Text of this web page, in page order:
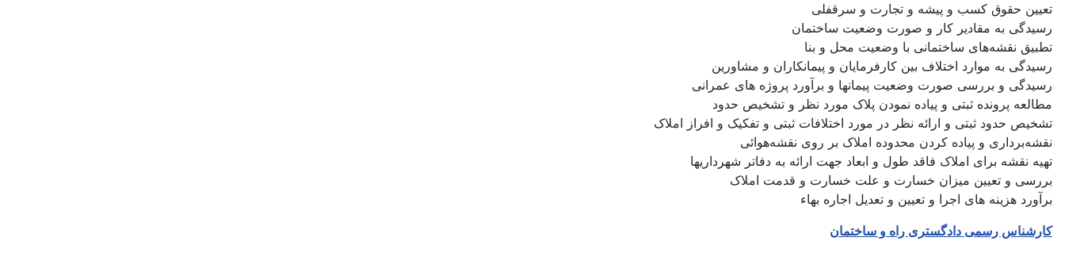
تعیین حقوق کسب و پیشه و تجارت و سرقفلی
رسیدگی به مقادیر کار و صورت وضعیت ساختمان
تطبیق نقشه‌های ساختمانی با وضعیت محل و بنا
رسیدگی به موارد اختلاف بین کارفرمایان و پیمانکاران و مشاورین
رسیدگی و بررسی صورت وضعیت پیمانها و برآورد پروژه های عمرانی
مطالعه پرونده ثبتی و پیاده نمودن پلاک مورد نظر و تشخیص حدود
تشخیص حدود ثبتی و ارائه نظر در مورد اختلافات ثبتی و تفکیک و افراز املاک
نقشه‌برداری و پیاده کردن محدوده املاک بر روی نقشه‌هوائی
تهیه نقشه برای املاک فاقد طول و ابعاد جهت ارائه به دفاتر شهرداریها
بررسی و تعیین میزان خسارت و علت خسارت و قدمت املاک
برآورد هزینه های اجرا و تعیین و تعدیل اجاره بهاء
کارشناس رسمی دادگستری راه و ساختمان